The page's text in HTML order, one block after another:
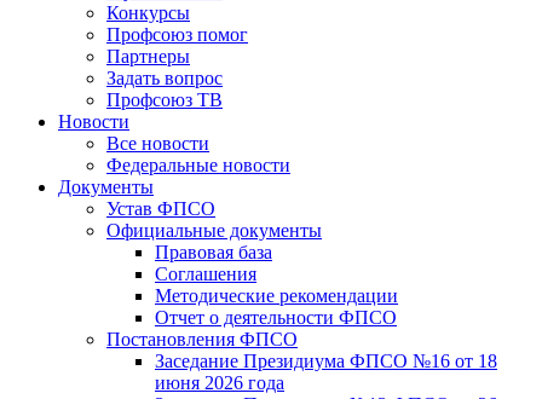
Конкурсы
Профсоюз помог
Партнеры
Задать вопрос
Профсоюз ТВ
Новости
Все новости
Федеральные новости
Документы
Устав ФПСО
Официальные документы
Правовая база
Соглашения
Методические рекомендации
Отчет о деятельности ФПСО
Постановления ФПСО
Заседание Президиума ФПСО №16 от 18
июня 2026 года